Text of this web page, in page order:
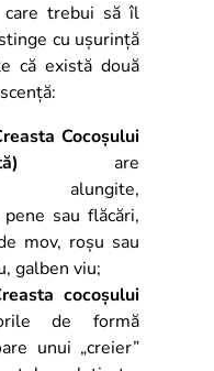
trebui să îl
cu ușurință
că există două
Cocoșului
are
alungite,
sau flăcări,
mov, roșu sau
galben viu;
cocoșului
de formă
unui „creier”